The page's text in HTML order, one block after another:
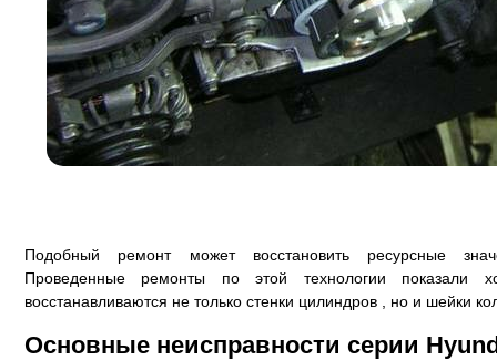
Подобный ремонт может восстановить ресурсные
Проведенные ремонты по этой технологии показали
восстанавливаются не только стенки цилиндров , но и шейки
Основные неисправности серии